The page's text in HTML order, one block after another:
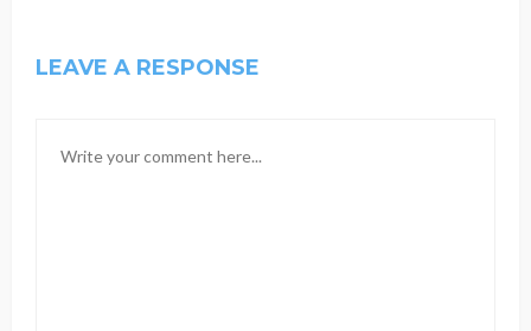
LEAVE A RESPONSE